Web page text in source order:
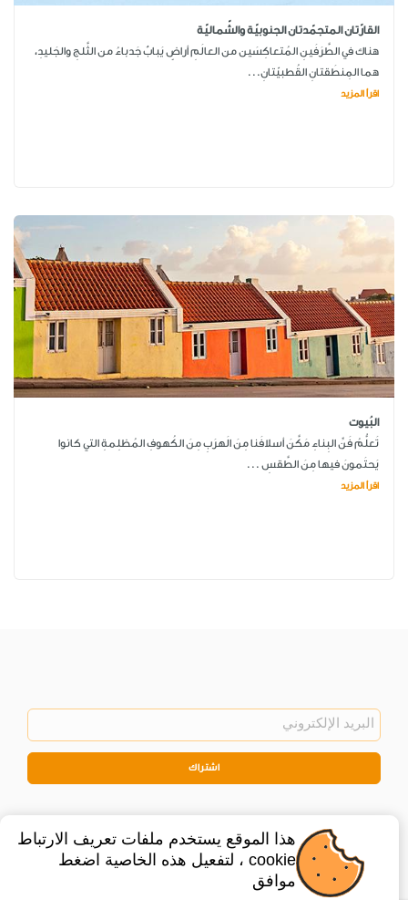
القارّتان المتجمّدتان الجنوبيّة والشّماليّة
هناك في الطَّرَفَينِ المُتعاكِسَين من العالَمِ أراضٍ يَبابٌ جَدباءُ من الثَّلجِ والجَليدِ،
هما المِنطَقتانِ القُطبيّتانِ...
اقرأ المزيد
البُيوت
تَعلُّمُ فَنِّ البِناءِ مَكَّنَ أسلافَنا مِنَ الَهرَبِ مِنَ الكُهوفِ المُظلِمةِ التي كانوا
يَحتَمونَ فيها مِنَ الطَّقسِ ...
اقرأ المزيد
اشتراك
هذا الموقع يستخدم ملفات تعريف الارتباط
cookie ، لتفعيل هذه الخاصية اضغط
موافق